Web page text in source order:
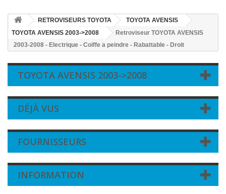
RETROVISEURS TOYOTA
TOYOTA AVENSIS
TOYOTA AVENSIS 2003->2008
Retroviseur TOYOTA AVENSIS
2003-2008 - Electrique - Coiffe a peindre - Rabattable - Droit
TOYOTA AVENSIS 2003->2008
DÉJÀ VUS
FOURNISSEURS
INFORMATION